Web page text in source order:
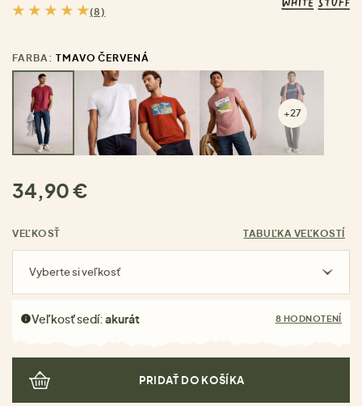
(8)
FARBA: TMAVO ČERVENÁ
+27
34,90 €
VEĽKOSŤ TABUĽKA VEĽKOSTÍ
Vyberte si veľkosť
Veľkosť sedí:akurát 8 HODNOTENÍ
PRIDAŤ DO KOŠÍKA